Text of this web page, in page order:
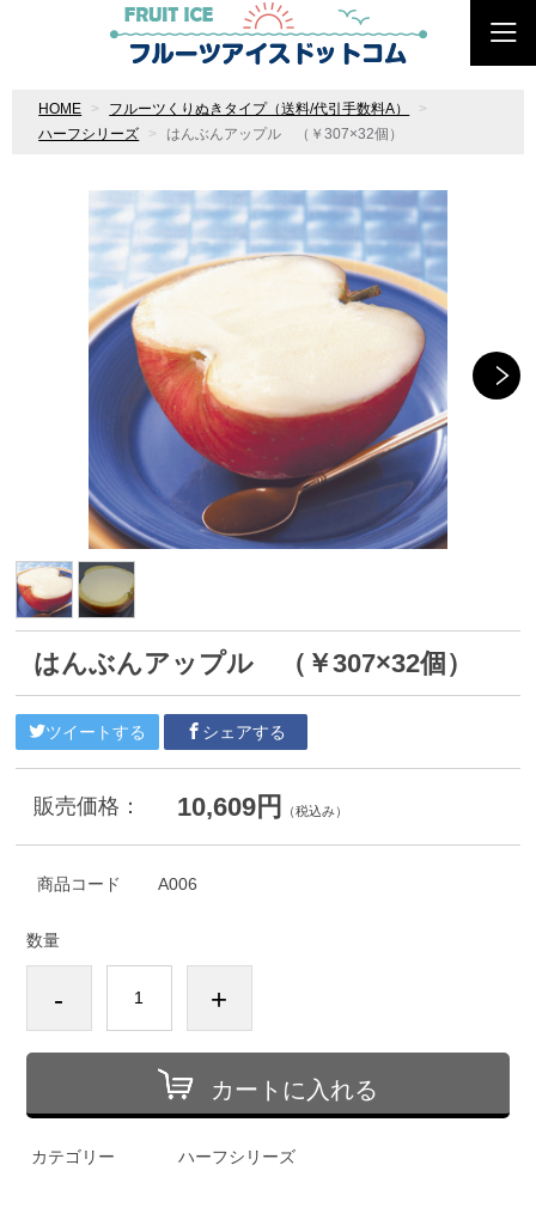
HOME
フルーツくりぬきタイプ（送料/代引手数料A）
ハーフシリーズ
はんぶんアップル （￥307×32個）
はんぶんアップル （￥307×32個）
ツイートする シェアする
販売価格： 10,609円 （税込み）
商品コード A006
数量
- +
カートに入れる
カテゴリー ハーフシリーズ